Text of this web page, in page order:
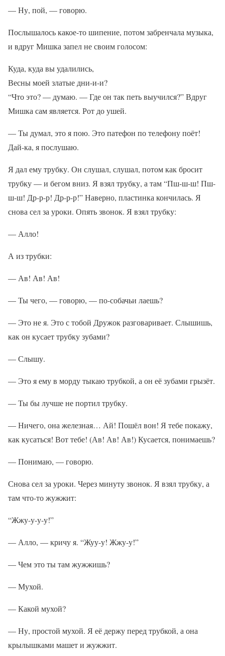
— Ну, пой, — говорю.
Послышалось какое-то шипение, потом забренчала музыка,
и вдруг Мишка запел не своим голосом:
Куда, куда вы удалились,
Весны моей златые дни-и-и?
“Что это? — думаю. — Где он так петь выучился?” Вдруг
Мишка сам является. Рот до ушей.
— Ты думал, это я пою. Это патефон по телефону поёт!
Дай-ка, я послушаю.
Я дал ему трубку. Он слушал, слушал, потом как бросит
трубку — и бегом вниз. Я взял трубку, а там “Пш-ш-ш! Пш-
ш-ш! Др-р-р! Др-р-р!” Наверно, пластинка кончилась. Я
снова сел за уроки. Опять звонок. Я взял трубку:
— Алло!
А из трубки:
— Ав! Ав! Ав!
— Ты чего, — говорю, — по-собачьи лаешь?
— Это не я. Это с тобой Дружок разговаривает. Слышишь,
как он кусает трубку зубами?
— Слышу.
— Это я ему в морду тыкаю трубкой, а он её зубами грызёт.
— Ты бы лучше не портил трубку.
— Ничего, она железная… Ай! Пошёл вон! Я тебе покажу,
как кусаться! Вот тебе! (Ав! Ав! Ав!) Кусается, понимаешь?
— Понимаю, — говорю.
Снова сел за уроки. Через минуту звонок. Я взял трубку, а
там что-то жужжит:
“Жжу-у-у-у!”
— Алло, — кричу я. “Жуу-у! Жжу-у!”
— Чем это ты там жужжишь?
— Мухой.
— Какой мухой?
— Ну, простой мухой. Я её держу перед трубкой, а она
крылышками машет и жужжит.